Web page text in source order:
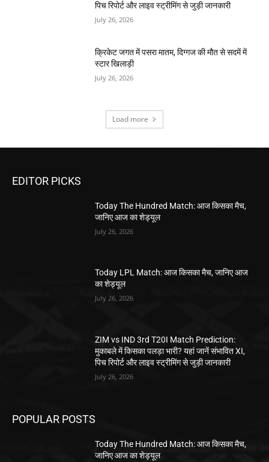
पिच रिपोर्ट और लाइव स्ट्रीमिंग से जुड़ी जानकारी
July 26, 2026
क्रिकेट जगत में पसरा मातम, दिग्गज की मौत से सदमें में
स्टार खिलाड़ी
July 26, 2026
Load more
EDITOR PICKS
Today The Hundred Match: आज किसका मैच,
जानिए आज का शेड्यूल
July 26, 2026
Today LPL Match: आज किसका मैच, जानिए आज
का शेड्यूल
July 26, 2026
ZIM vs IND 3rd T20I Match Prediction:
मुकाबले में किसका पलड़ा भारी? यहां जानें संभावित XI,
पिच रिपोर्ट और लाइव स्ट्रीमिंग से जुड़ी जानकारी
July 26, 2026
POPULAR POSTS
Today The Hundred Match: आज किसका मैच,
जानिए आज का शेड्यूल